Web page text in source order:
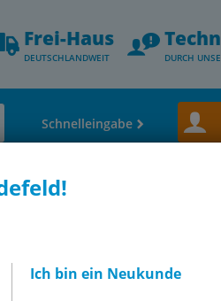
Ich bin ein Neukunde
Frei-Haus
DEUTSCHLANDWEIT DURCH
Schnelleingabe
1 1/4